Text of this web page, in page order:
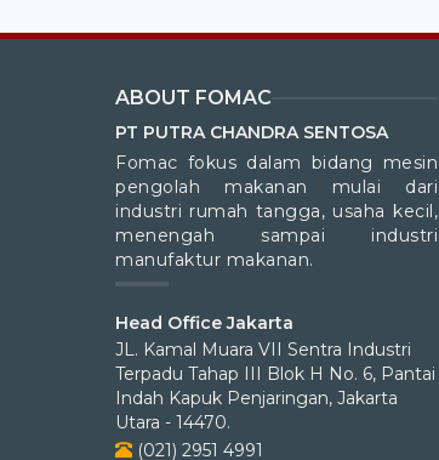
ABOUT FOMAC
PT PUTRA CHANDRA SENTOSA
Fomac fokus dalam bidang mesin
pengolah makanan mulai dari
industri rumah tangga, usaha kecil,
menengah sampai industri
manufaktur makanan.
Head Office Jakarta
JL. Kamal Muara VII Sentra Industri
Terpadu Tahap III Blok H No. 6, Pantai
Indah Kapuk Penjaringan, Jakarta
Utara - 14470.
(021) 2951 4991